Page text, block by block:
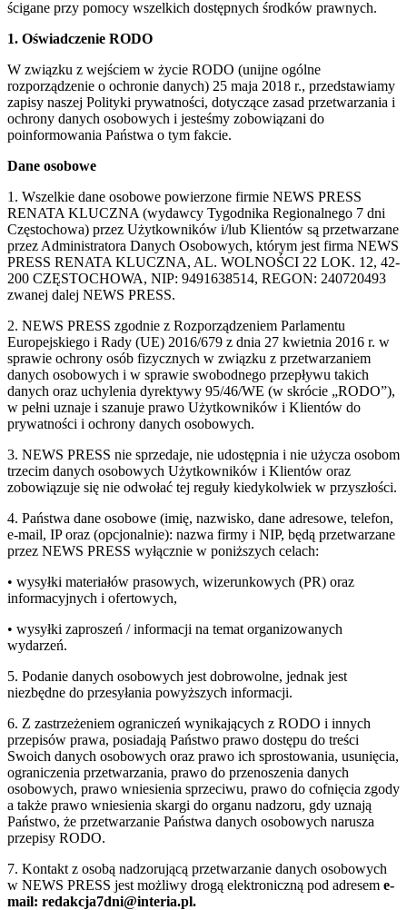
ścigane przy pomocy wszelkich dostępnych środków prawnych.
1. Oświadczenie RODO
W związku z wejściem w życie RODO (unijne ogólne
rozporządzenie o ochronie danych) 25 maja 2018 r., przedstawiamy
zapisy naszej Polityki prywatności, dotyczące zasad przetwarzania i
ochrony danych osobowych i jesteśmy zobowiązani do
poinformowania Państwa o tym fakcie.
Dane osobowe
1. Wszelkie dane osobowe powierzone firmie NEWS PRESS
RENATA KLUCZNA (wydawcy Tygodnika Regionalnego 7 dni
Częstochowa) przez Użytkowników i/lub Klientów są przetwarzane
przez Administratora Danych Osobowych, którym jest firma NEWS
PRESS RENATA KLUCZNA, AL. WOLNOŚCI 22 LOK. 12, 42-
200 CZĘSTOCHOWA, NIP: 9491638514, REGON: 240720493
zwanej dalej NEWS PRESS.
2. NEWS PRESS zgodnie z Rozporządzeniem Parlamentu
Europejskiego i Rady (UE) 2016/679 z dnia 27 kwietnia 2016 r. w
sprawie ochrony osób fizycznych w związku z przetwarzaniem
danych osobowych i w sprawie swobodnego przepływu takich
danych oraz uchylenia dyrektywy 95/46/WE (w skrócie „RODO”),
w pełni uznaje i szanuje prawo Użytkowników i Klientów do
prywatności i ochrony danych osobowych.
3. NEWS PRESS nie sprzedaje, nie udostępnia i nie użycza osobom
trzecim danych osobowych Użytkowników i Klientów oraz
zobowiązuje się nie odwołać tej reguły kiedykolwiek w przyszłości.
4. Państwa dane osobowe (imię, nazwisko, dane adresowe, telefon,
e-mail, IP oraz (opcjonalnie): nazwa firmy i NIP, będą przetwarzane
przez NEWS PRESS wyłącznie w poniższych celach:
• wysyłki materiałów prasowych, wizerunkowych (PR) oraz
informacyjnych i ofertowych,
• wysyłki zaproszeń / informacji na temat organizowanych
wydarzeń.
5. Podanie danych osobowych jest dobrowolne, jednak jest
niezbędne do przesyłania powyższych informacji.
6. Z zastrzeżeniem ograniczeń wynikających z RODO i innych
przepisów prawa, posiadają Państwo prawo dostępu do treści
Swoich danych osobowych oraz prawo ich sprostowania, usunięcia,
ograniczenia przetwarzania, prawo do przenoszenia danych
osobowych, prawo wniesienia sprzeciwu, prawo do cofnięcia zgody
a także prawo wniesienia skargi do organu nadzoru, gdy uznają
Państwo, że przetwarzanie Państwa danych osobowych narusza
przepisy RODO.
7. Kontakt z osobą nadzorującą przetwarzanie danych osobowych
w NEWS PRESS jest możliwy drogą elektroniczną pod adresem e-
mail: redakcja7dni@interia.pl.